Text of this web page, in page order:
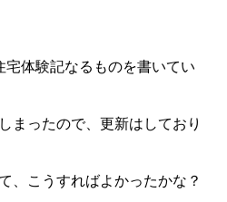
宅体験記なるものを書いてい
まったので、更新はしており
、こうすればよかったかな？